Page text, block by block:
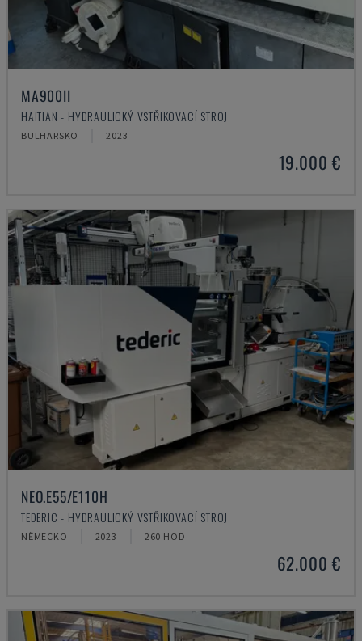
MA900ІІ
HAITIAN - HYDRAULICKÝ VSTŘIKOVACÍ STROJ
BULHARSKO 2023
19.000 €
NEO.E55/E110H
TEDERIC - HYDRAULICKÝ VSTŘIKOVACÍ STROJ
NĚMECKO 2023 260 HOD
62.000 €